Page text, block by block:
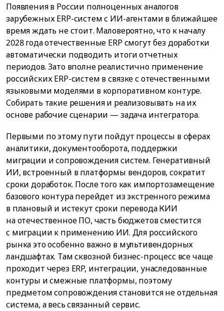
Появления в России полноценных аналогов
зарубежных ERP-систем с ИИ-агентами в ближайшее
время ждать не стоит. Маловероятно, что к началу
2028 года отечественные ERP смогут без доработки
автоматически подводить итоги отчетных
периодов. Зато вполне реалистично применение
российских ERP-систем в связке с отечественными
языковыми моделями в корпоративном контуре.
Собирать такие решения и реализовывать на их
основе рабочие сценарии — задача интегратора.
Первыми по этому пути пойдут процессы в сферах
аналитики, документооборота, поддержки
миграции и сопровождения систем. Генеративный
ИИ, встроенный в платформы вендоров, сократит
сроки доработок. После того как импортозамещение
базового контура перейдет из экстренного режима
в плановый и истекут сроки перевода КИИ
на отечественное ПО, часть бюджетов сместится
с миграции к применению ИИ. Для российского
рынка это особенно важно в мультивендорных
ландшафтах. Там сквозной бизнес-процесс все чаще
проходит через ERP, интеграции, унаследованные
контуры и смежные платформы, поэтому
предметом сопровождения становится не отдельная
система, а весь связанный сервис.